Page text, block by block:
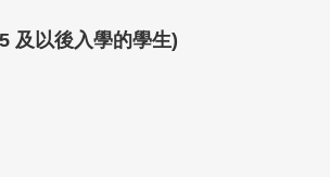
及以後入學的學生)